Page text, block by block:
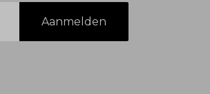
Aanmelden